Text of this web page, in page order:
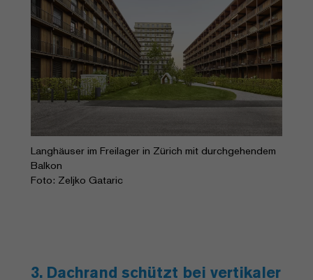
Langhäuser im Freilager in Zürich mit durchgehendem
Balkon
Foto: Zeljko Gataric
3. Dachrand schützt bei vertikaler